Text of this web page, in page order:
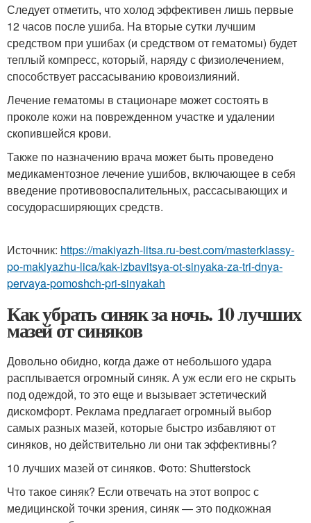
Следует отметить, что холод эффективен лишь первые
12 часов после ушиба. На вторые сутки лучшим
средством при ушибах (и средством от гематомы) будет
теплый компресс, который, наряду с физиолечением,
способствует рассасыванию кровоизлияний.
Лечение гематомы в стационаре может состоять в
проколе кожи на поврежденном участке и удалении
скопившейся крови.
Также по назначению врача может быть проведено
медикаментозное лечение ушибов, включающее в себя
введение противовоспалительных, рассасывающих и
сосудорасширяющих средств.
Источник: https://makiyazh-litsa.ru-best.com/masterklassy-
po-makiyazhu-lica/kak-izbavitsya-ot-sinyaka-za-tri-dnya-
pervaya-pomoshch-pri-sinyakah
Как убрать синяк за ночь. 10 лучших
мазей от синяков
Довольно обидно, когда даже от небольшого удара
расплывается огромный синяк. А уж если его не скрыть
под одеждой, то это еще и вызывает эстетический
дискомфорт. Реклама предлагает огромный выбор
самых разных мазей, которые быстро избавляют от
синяков, но действительно ли они так эффективны?
10 лучших мазей от синяков. Фото: Shutterstock
Что такое синяк? Если отвечать на этот вопрос с
медицинской точки зрения, синяк — это подкожная